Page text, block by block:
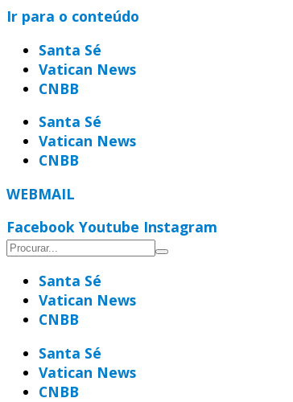
Ir para o conteúdo
Santa Sé
Vatican News
CNBB
Santa Sé
Vatican News
CNBB
WEBMAIL
Facebook Youtube Instagram
Santa Sé
Vatican News
CNBB
Santa Sé
Vatican News
CNBB